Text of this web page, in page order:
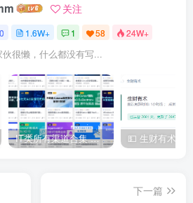
关注
0 1.6W+ 1 58 24W+
伙很懒，什么都没有写...
IT类所有渠道合集 持续日更，目前近四千多条资源 年费用户微信私信获取权限
下一篇